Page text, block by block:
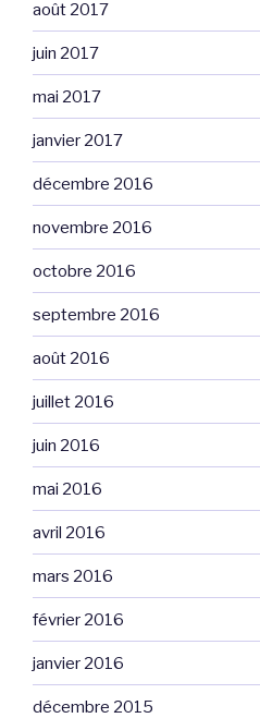
août 2017
juin 2017
mai 2017
janvier 2017
décembre 2016
novembre 2016
octobre 2016
septembre 2016
août 2016
juillet 2016
juin 2016
mai 2016
avril 2016
mars 2016
février 2016
janvier 2016
décembre 2015